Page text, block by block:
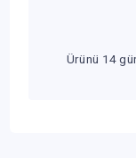
Ürünü 14